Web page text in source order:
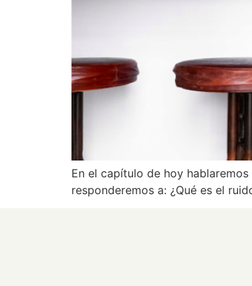
En el capítulo de hoy
responderemos a: ¿Qué es el